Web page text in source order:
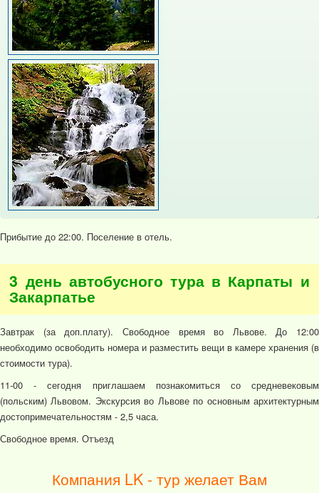
Прибытие до 22:00. Поселение в отель.
3 день автобусного тура в Карпаты и
Закарпатье
Завтрак (за доп.плату). Свободное время во Львове. До 12:00
необходимо освободить номера и разместить вещи в камере хранения (в
стоимости тура).
11-00 - сегодня приглашаем познакомиться со средневековым
(польским) Львовом. Экскурсия во Львове по основным архитектурным
достопримечательностям - 2,5 часа.
Свободное время. Отъезд
Компания LK - тур желает Вам